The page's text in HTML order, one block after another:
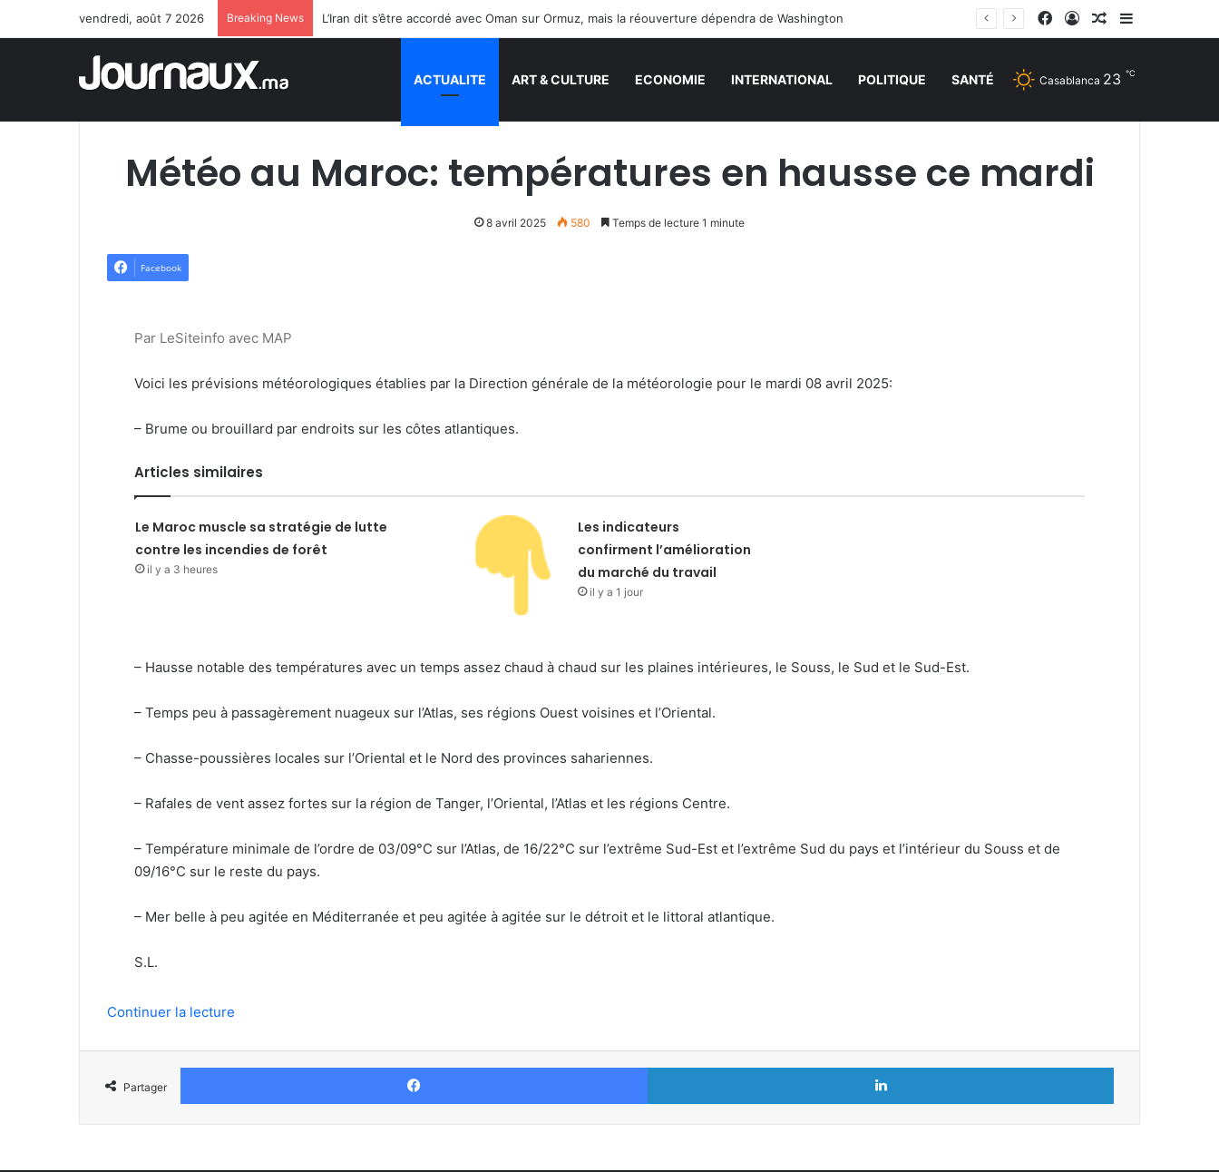
vendredi, août 7 2026 Breaking News L’Iran dit s’être accordé avec Oman sur Ormuz, mais la réouverture dépendra de Washington Facebook
Connexion
Article Aléatoire
Sidebar
ACTUALITE ART & CULTURE ECONOMIE INTERNATIONAL POLITIQUE SANTÉ Casablanca 23 ℃
Météo au Maroc: températures en hausse ce mardi
8 avril 2025 580 Temps de lecture 1 minute
Facebook
Par LeSiteinfo avec MAP
Voici les prévisions météorologiques établies par la Direction générale de la météorologie pour le mardi 08 avril 2025:
– Brume ou brouillard par endroits sur les côtes atlantiques.
Articles similaires
Le Maroc muscle sa stratégie de lutte
contre les incendies de forêt
il y a 3 heures
Les indicateurs
confirment l’amélioration
du marché du travail
il y a 1 jour
– Hausse notable des températures avec un temps assez chaud à chaud sur les plaines intérieures, le Souss, le Sud et le Sud-Est.
– Temps peu à passagèrement nuageux sur l’Atlas, ses régions Ouest voisines et l’Oriental.
– Chasse-poussières locales sur l’Oriental et le Nord des provinces sahariennes.
– Rafales de vent assez fortes sur la région de Tanger, l’Oriental, l’Atlas et les régions Centre.
– Température minimale de l’ordre de 03/09°C sur l’Atlas, de 16/22°C sur l’extrême Sud-Est et l’extrême Sud du pays et l’intérieur du Souss et de
09/16°C sur le reste du pays.
– Mer belle à peu agitée en Méditerranée et peu agitée à agitée sur le détroit et le littoral atlantique.
S.L.
Continuer la lecture
Partager
Facebook Linkedin